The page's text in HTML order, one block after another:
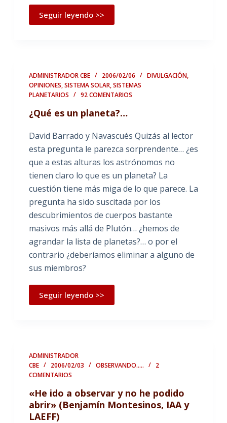
Seguir leyendo >>
ADMINISTRADOR CBE 2006/02/06 DIVULGACIÓN,
OPINIONES,SISTEMA SOLAR,SISTEMAS
PLANETARIOS
92 COMENTARIOS
¿Qué es un planeta?…
David Barrado y Navascués Quizás al lector
esta pregunta le parezca sorprendente… ¿es
que a estas alturas los astrónomos no
tienen claro lo que es un planeta? La
cuestión tiene más miga de lo que parece. La
pregunta ha sido suscitada por los
descubrimientos de cuerpos bastante
masivos más allá de Plutón… ¿hemos de
agrandar la lista de planetas?… o por el
contrario ¿deberíamos eliminar a alguno de
sus miembros?
Seguir leyendo >>
ADMINISTRADOR
CBE
2006/02/03 OBSERVANDO.....
2
COMENTARIOS
«He ido a observar y no he podido
abrir» (Benjamín Montesinos, IAA y
LAEFF)